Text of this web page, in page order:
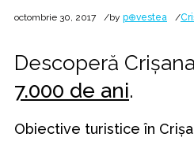
octombrie 30, 2017 by p⊕vestea
Descoperă
7.000 de ani.
Obiective turistice în